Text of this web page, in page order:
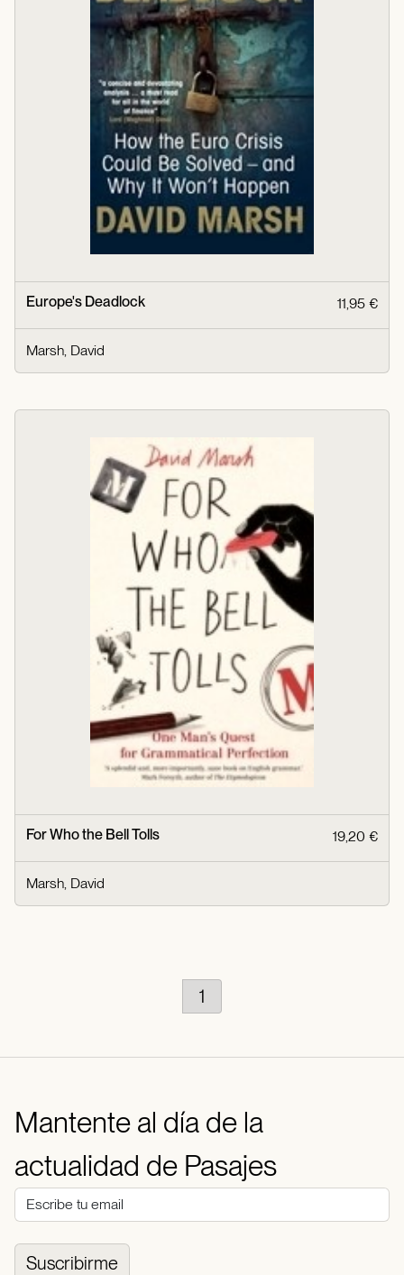
Europe's Deadlock 11,95 €
Marsh, David
For Who the Bell Tolls 19,20 €
Marsh, David
1
Mantente al día de la
actualidad de Pasajes
Suscribirme